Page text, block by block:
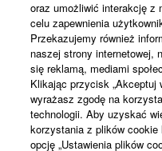
Informacje o Yamaha
Polska - Polish
Biznes
oraz umożliwić interakcję z
celu zapewnienia
Przekazujemy również
naszej strony internetowej,
się reklamą, mediami
Klikając przycisk „Akceptuj
wyrażasz zgodę na
technologii. Aby uzyskać
korzystania z plików
opcję „Ustawienia plików